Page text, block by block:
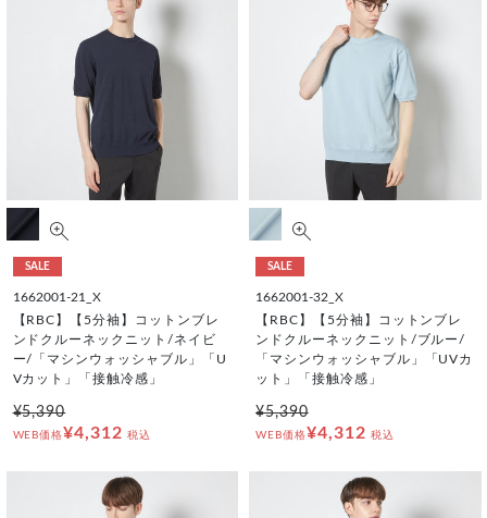
SALE
1662001-21_X
【RBC】【5分袖】コットンブレ
ンドクルーネックニット/ネイビ
ー/「マシンウォッシャブル」「U
Vカット」「接触冷感」
¥5,390
WEB価格¥4,312 税込
SALE
1662001-32_X
【RBC】【5分袖】コットンブレ
ンドクルーネックニット/ブルー/
「マシンウォッシャブル」「UVカ
ット」「接触冷感」
¥5,390
WEB価格¥4,312 税込